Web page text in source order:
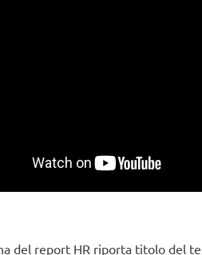
del report HR riporta titolo del